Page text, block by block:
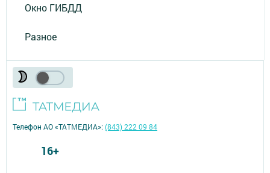
Окно ГИБДД
Разное
Телефон АО «ТАТМЕДИА»:(843) 222 09 84
16+